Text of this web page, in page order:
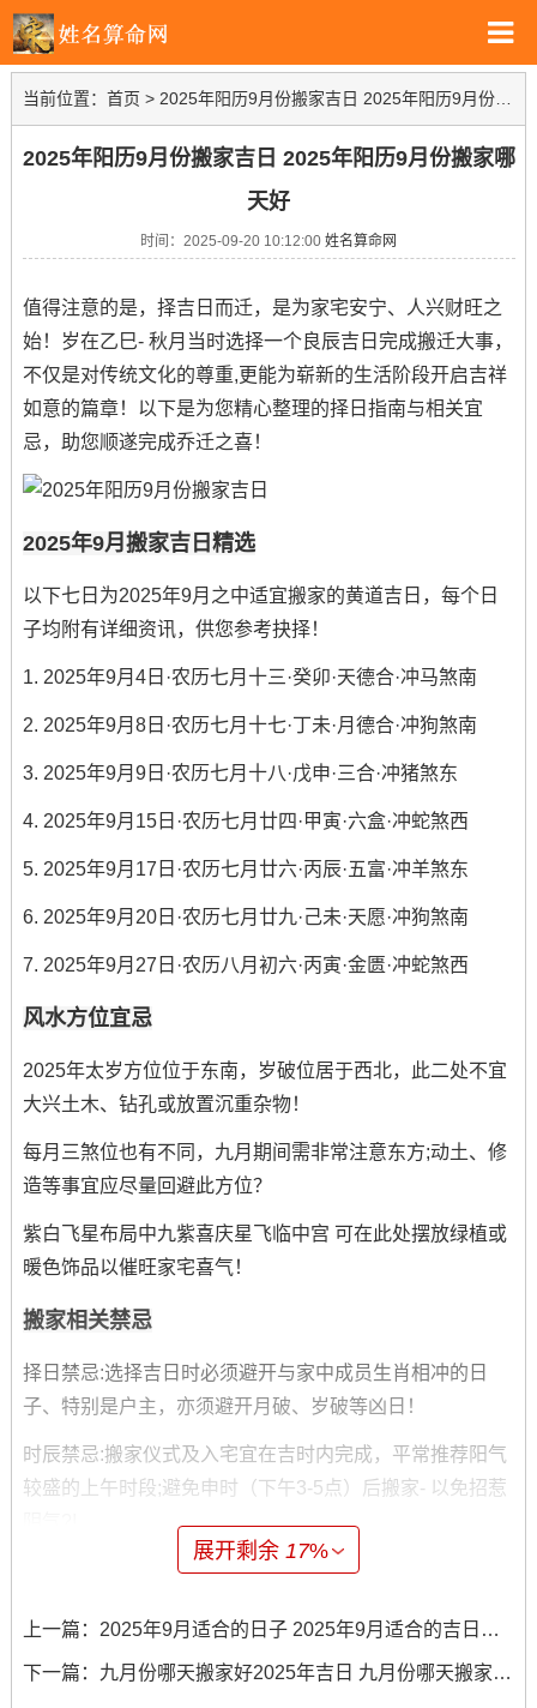
当前位置： 首页 > 2025年阳历9月份搬家吉日 2025年阳历9月份搬家哪天好
2025年阳历9月份搬家吉日 2025年阳历9月份搬家哪
天好
时间：2025-09-20 10:12:00 姓名算命网
值得注意的是，择吉日而迁，是为家宅安宁、人兴财旺之
始！岁在乙巳- 秋月当时选择一个良辰吉日完成搬迁大事，
不仅是对传统文化的尊重,更能为崭新的生活阶段开启吉祥
如意的篇章！以下是为您精心整理的择日指南与相关宜
忌，助您顺遂完成乔迁之喜！
2025年9月搬家吉日精选
以下七日为2025年9月之中适宜搬家的黄道吉日，每个日
子均附有详细资讯，供您参考抉择！
1. 2025年9月4日·农历七月十三·癸卯·天德合·冲马煞南
2. 2025年9月8日·农历七月十七·丁未·月德合·冲狗煞南
3. 2025年9月9日·农历七月十八·戊申·三合·冲猪煞东
4. 2025年9月15日·农历七月廿四·甲寅·六盒·冲蛇煞西
5. 2025年9月17日·农历七月廿六·丙辰·五富·冲羊煞东
6. 2025年9月20日·农历七月廿九·己未·天愿·冲狗煞南
7. 2025年9月27日·农历八月初六·丙寅·金匮·冲蛇煞西
风水方位宜忌
2025年太岁方位位于东南，岁破位居于西北，此二处不宜
大兴土木、钻孔或放置沉重杂物！
每月三煞位也有不同，九月期间需非常注意东方;动土、修
造等事宜应尽量回避此方位？
紫白飞星布局中九紫喜庆星飞临中宫 可在此处摆放绿植或
暖色饰品以催旺家宅喜气！
搬家相关禁忌
择日禁忌:选择吉日时必须避开与家中成员生肖相冲的日
子、特别是户主，亦须避开月破、岁破等凶日！
时辰禁忌:搬家仪式及入宅宜在吉时内完成，平常推荐阳气
较盛的上午时段;避免申时（下午3-5点）后搬家- 以免招惹
物品禁忌：搬家当天不可空手入屋，应手持吉祥物；米缸
争吵！
选择吉日搬迁是安家立业的重要一步;它蕴含着对未来的美
展开剩余17%
上一篇： 2025年9月适合的日子 2025年9月适合的吉日有哪些
下一篇： 九月份哪天搬家好2025年吉日 九月份哪天搬家最好最吉利